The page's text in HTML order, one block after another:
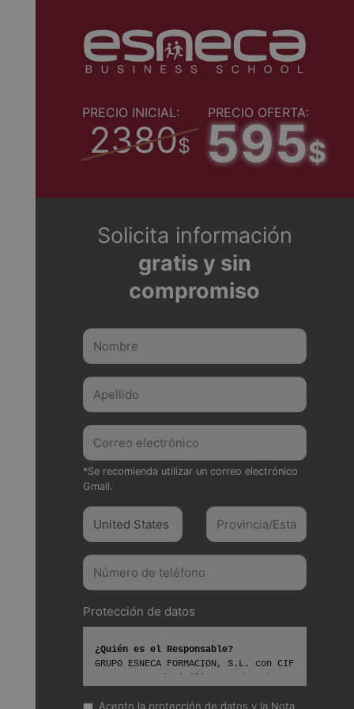
PRECIO INICIAL:
2380$
PRECIO OFERTA:
595$
Solicita información
gratis y sin
compromiso
*Se recomienda utilizar un correo electrónico
Gmail.
Protección de datos
¿Quién es el Responsable?
GRUPO ESNECA FORMACION, S.L. con CIF
Lleida,Lleida
Acepto la protección de datos y la Nota